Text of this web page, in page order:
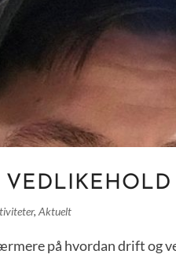
,Aktuelt
på hvordan drift og